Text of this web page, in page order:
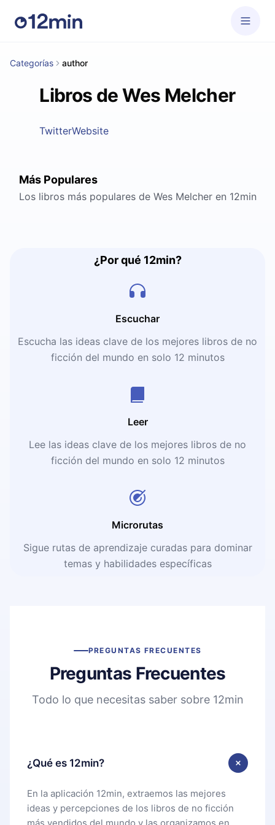
Categorías author
Libros de Wes Melcher
TwitterWebsite
Más Populares
Los libros más populares de Wes Melcher en 12min
¿Por qué 12min?
Escuchar
Escucha las ideas clave de los mejores libros de no
ficción del mundo en solo 12 minutos
Leer
Lee las ideas clave de los mejores libros de no
ficción del mundo en solo 12 minutos
Microrutas
Sigue rutas de aprendizaje curadas para dominar
temas y habilidades específicas
PREGUNTAS FRECUENTES
Preguntas Frecuentes
Todo lo que necesitas saber sobre 12min
¿Qué es 12min?
En la aplicación 12min, extraemos las mejores
ideas y percepciones de los libros de no ficción